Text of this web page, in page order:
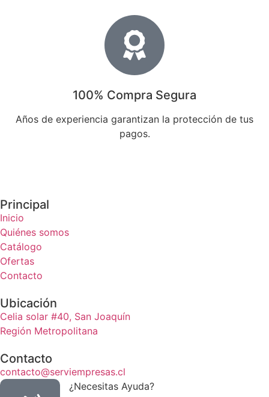
100% Compra Segura
Años de experiencia garantizan la protección de tus
pagos.
Principal
Inicio
Quiénes somos
Catálogo
Ofertas
Contacto
Ubicación
Celia solar #40, San Joaquín
Región Metropolitana
Contacto
contacto@serviempresas.cl
¿Necesitas Ayuda?